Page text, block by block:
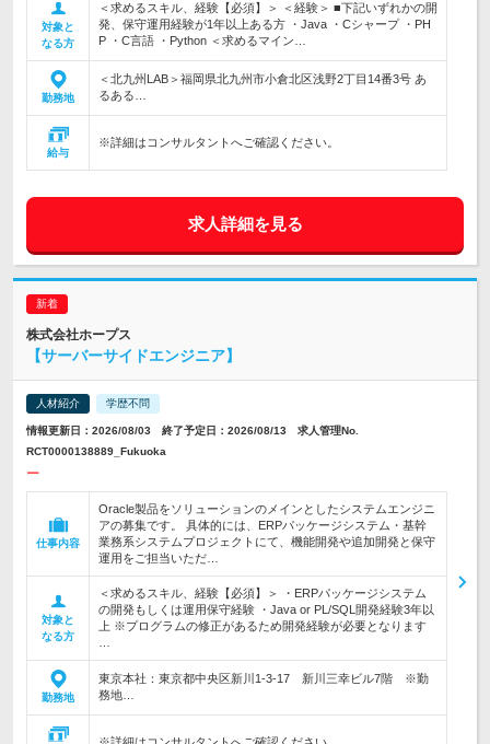
対象と
なる方
＜求めるスキル、経験【必須】＞ ＜経験＞ ■下記いずれかの開
発、保守運用経験が1年以上ある方 ・Java ・Cシャープ ・PH
P ・C言語 ・Python ＜求めるマイン…
勤務地
＜北九州LAB＞福岡県北九州市小倉北区浅野2丁目14番3号 あ
るある…
給与
※詳細はコンサルタントへご確認ください。
求人詳細を見る
株式会社ホープス
【サーバーサイドエンジニア】
人材紹介 学歴不問
情報更新日：2026/08/03 終了予定日：2026/08/13 求人管理No.
RCT0000138889_Fukuoka
ー
仕事内容
Oracle製品をソリューションのメインとしたシステムエンジニ
アの募集です。 具体的には、ERPパッケージシステム・基幹
業務系システムプロジェクトにて、機能開発や追加開発と保守
運用をご担当いただ…
対象と
なる方
＜求めるスキル、経験【必須】＞ ・ERPパッケージシステム
の開発もしくは運用保守経験 ・Java or PL/SQL開発経験3年以
上 ※プログラムの修正があるため開発経験が必要となります
勤務地
東京本社：東京都中央区新川1-3-17 新川三幸ビル7階 ※勤
務地…